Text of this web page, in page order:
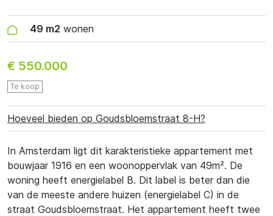
49 m2 wonen
€ 550.000
Te koop
Hoeveel bieden op Goudsbloemstraat 8-H?
In Amsterdam ligt dit karakteristieke appartement met
bouwjaar 1916 en een woonoppervlak van 49m². De
woning heeft energielabel B. Dit label is beter dan die
van de meeste andere huizen (energielabel C) in de
straat Goudsbloemstraat. Het appartement heeft twee